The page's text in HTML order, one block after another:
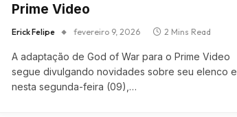
Prime Video
Erick Felipe fevereiro 9, 2026 2 Mins Read
A adaptação de God of War para o Prime Video
segue divulgando novidades sobre seu elenco e,
nesta segunda-feira (09),…